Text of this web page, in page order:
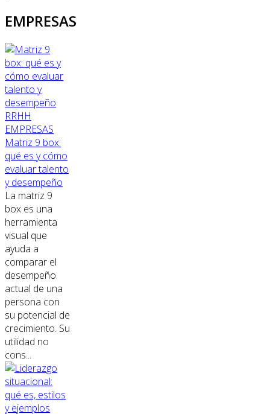
EMPRESAS
RRHH
EMPRESAS
Matriz 9 box:
qué es y cómo
evaluar talento
y desempeño
La matriz 9
box es una
herramienta
visual que
ayuda a
comparar el
desempeño
actual de una
persona con
su potencial de
crecimiento. Su
utilidad no
cons...